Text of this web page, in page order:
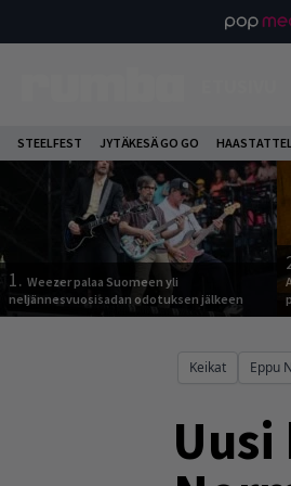
STEELFEST JYTÄKESÄ GO GO
1. Weezer palaa Suomeen yli
neljännesvuosisadan odotuksen jälkeen
Keikat Eppu